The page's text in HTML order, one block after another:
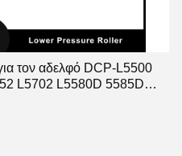
τον αδελφό DCP-L5500
L5702 L5580D 5585D